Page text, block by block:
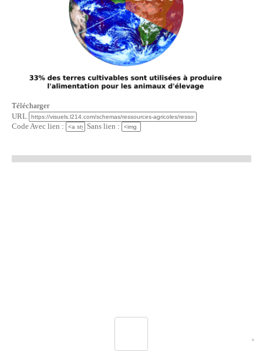
Télécharger
URL
Code Avec lien :
Sans lien :
•